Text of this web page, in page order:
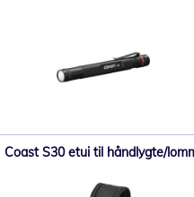
Coast S30 etui til håndlygte/